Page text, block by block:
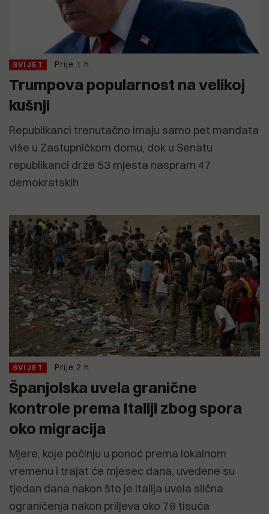
SVIJET Prije 1 h
Trumpova popularnost na velikoj
kušnji
Republikanci trenutačno imaju samo pet mandata
više u Zastupničkom domu, dok u Senatu
republikanci drže 53 mjesta naspram 47
demokratskih
SVIJET Prije 2 h
Španjolska uvela granične
kontrole prema Italiji zbog spora
oko migracija
Mjere, koje počinju u ponoć prema lokalnom
vremenu i trajat će mjesec dana, uvedene su
tjedan dana nakon što je Italija uvela slična
ograničenja nakon priljeva oko 78 tisuća